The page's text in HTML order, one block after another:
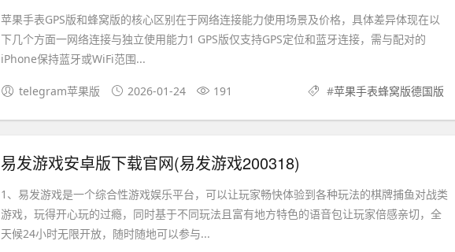
苹果手表GPS版和蜂窝版的核心区别在于网络连接能力使用场景及价格，具体差异体现在以
下几个方面一网络连接与独立使用能力1 GPS版仅支持GPS定位和蓝牙连接，需与配对的
iPhone保持蓝牙或WiFi范围...
telegram苹果版 2026-01-24 191 #苹果手表蜂窝版德国版
易发游戏安卓版下载官网(易发游戏200318)
1、易发游戏是一个综合性游戏娱乐平台，可以让玩家畅快体验到各种玩法的棋牌捕鱼对战类
游戏，玩得开心玩的过瘾，同时基于不同玩法且富有地方特色的语音包让玩家倍感亲切，全
天候24小时无限开放，随时随地可以参与...